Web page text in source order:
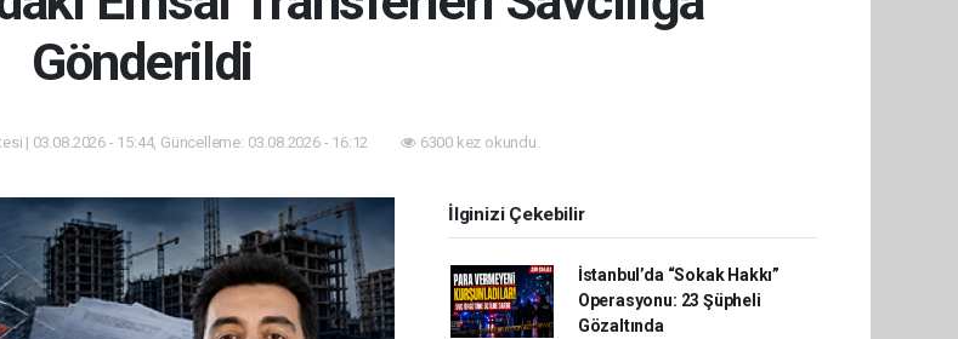
Gönderildi
| 03.08.2026 - 15:44, Güncelleme: 03.08.2026 - 16:12 6300 kez okundu.
İlginizi Çekebilir
İstanbul’da “Sokak Hakkı”
Operasyonu: 23 Şüpheli
Gözaltında